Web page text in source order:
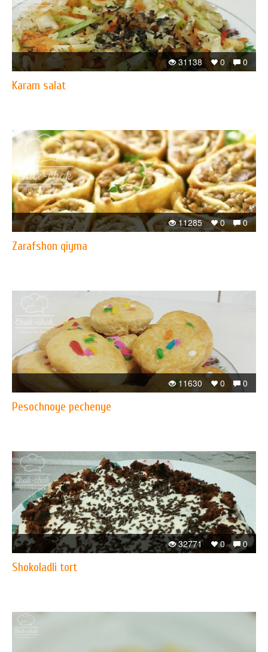
0
0
31138
Karam salat
0
0
11285
Zarafshon qiyma
0
0
11630
Pesochnoye pechenye
0
0
32771
Shokoladli tort